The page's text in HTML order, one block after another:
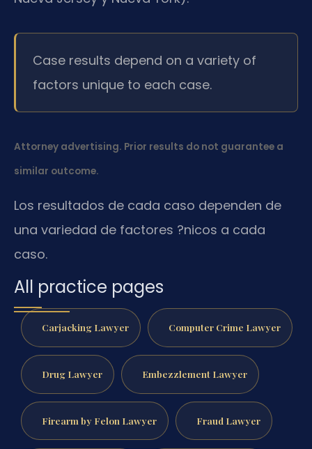
Case results depend on a variety of
factors unique to each case.
Attorney advertising. Prior results do not guarantee a
similar outcome.
Los resultados de cada caso dependen de
una variedad de factores ?nicos a cada
caso.
All practice pages
Carjacking Lawyer Computer Crime Lawyer
Drug Lawyer Embezzlement Lawyer
Firearm by Felon Lawyer Fraud Lawyer